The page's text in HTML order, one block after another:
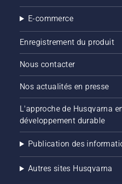
E-commerce
Enregistrement du produit
Nous contacter
Nos actualités en presse
L'approche de Husqvarna
développement durable
Publication des
Autres sites Husqvarna